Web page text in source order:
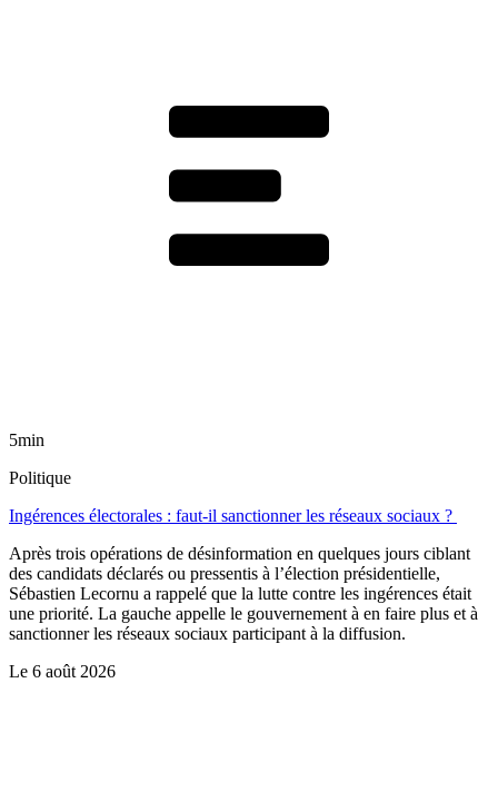
5min
Politique
Ingérences électorales : faut-il sanctionner les réseaux sociaux ?
Après trois opérations de désinformation en quelques jours ciblant
des candidats déclarés ou pressentis à l’élection présidentielle,
Sébastien Lecornu a rappelé que la lutte contre les ingérences était
une priorité. La gauche appelle le gouvernement à en faire plus et à
sanctionner les réseaux sociaux participant à la diffusion.
Le 6 août 2026